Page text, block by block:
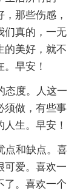
那些伤感，
们真的，一无
的美好，就不
早安！
态度。人这一
须做，有些事
生。早安！
点和缺点。喜
可爱。喜欢一
了。喜欢一个